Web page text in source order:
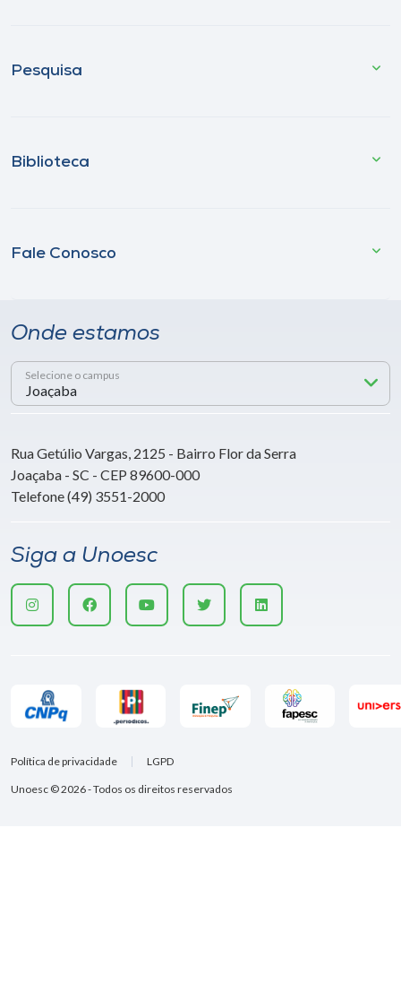
Pesquisa
Biblioteca
Fale Conosco
Onde estamos
Selecione o campus
Rua Getúlio Vargas, 2125 - Bairro Flor da Serra
Joaçaba - SC - CEP 89600-000
Telefone (49) 3551-2000
Siga a Unoesc
Unoesc © 2026 - Todos os direitos reservados
Política de privacidade LGPD